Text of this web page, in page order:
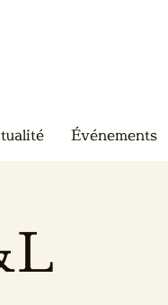
Événements